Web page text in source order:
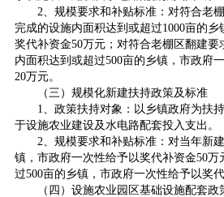
2、规模要求和补贴标准：对符合老棚
完成的设施内面积达到或超过1000亩的
奖代补资金50万元；对符合老棚区翻建
内面积达到或超过500亩的乡镇，市政府
20万元。
（三）规模化新建扶持政策及标准
1、政策扶持对象：以乡镇政府为扶持
于设施农业建设及水电路配套投入支出。
2、规模要求和补贴标准：对当年新建
镇，市政府一次性给予以奖代补资金50万
过500亩的乡镇，市政府一次性给予以奖代
（四）设施农业园区基础设施配套政